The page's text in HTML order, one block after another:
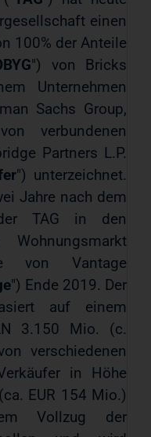
einen
100% der Anteile
") von Bricks
Unternehmen
Sachs Group,
verbundenen
Partners L.P.
") unterzeichnet.
Jahre nach dem
TAG in den
Wohnungsmarkt
von Vantage
") Ende 2019. Der
auf einem
3.150 Mio. (c.
verschiedenen
in Höhe
EUR 154 Mio.)
Vollzug der